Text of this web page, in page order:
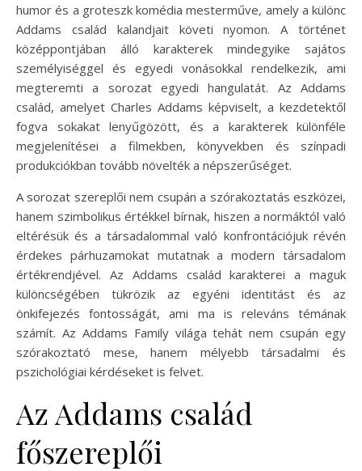
humor és a groteszk komédia mesterműve, amely a különc
Addams család kalandjait követi nyomon. A történet
középpontjában álló karakterek mindegyike sajátos
személyiséggel és egyedi vonásokkal rendelkezik, ami
megteremti a sorozat egyedi hangulatát. Az Addams
család, amelyet Charles Addams képviselt, a kezdetektől
fogva sokakat lenyűgözött, és a karakterek különféle
megjelenítései a filmekben, könyvekben és színpadi
produkciókban tovább növelték a népszerűséget.
A sorozat szereplői nem csupán a szórakoztatás eszközei,
hanem szimbolikus értékkel bírnak, hiszen a normáktól való
eltérésük és a társadalommal való konfrontációjuk révén
érdekes párhuzamokat mutatnak a modern társadalom
értékrendjével. Az Addams család karakterei a maguk
különcségében tükrözik az egyéni identitást és az
önkifejezés fontosságát, ami ma is releváns témának
számít. Az Addams Family világa tehát nem csupán egy
szórakoztató mese, hanem mélyebb társadalmi és
pszichológiai kérdéseket is felvet.
Az Addams család
főszereplői